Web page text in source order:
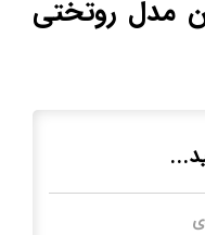
مدل روتختی